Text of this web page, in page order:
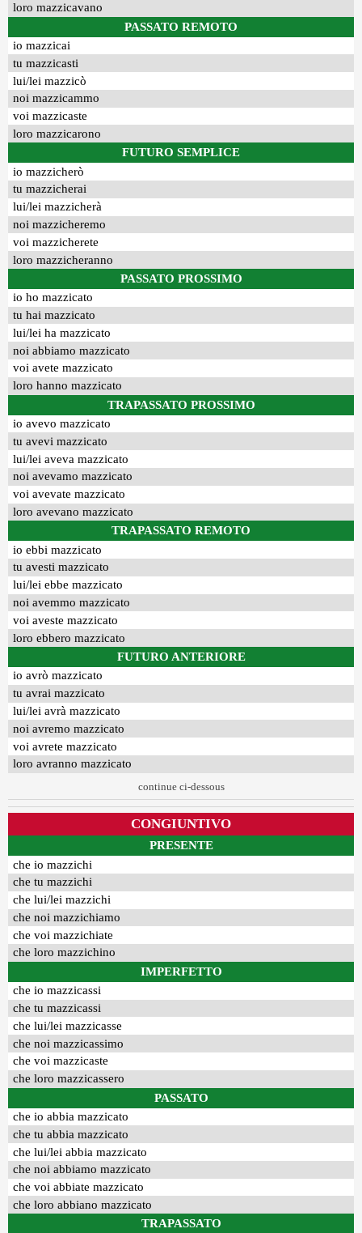
loro mazzicavano
PASSATO REMOTO
io mazzicai
tu mazzicasti
lui/lei mazzicò
noi mazzicammo
voi mazzicaste
loro mazzicarono
FUTURO SEMPLICE
io mazzicherò
tu mazzicherai
lui/lei mazzicherà
noi mazzicheremo
voi mazzicherete
loro mazzicheranno
PASSATO PROSSIMO
io ho mazzicato
tu hai mazzicato
lui/lei ha mazzicato
noi abbiamo mazzicato
voi avete mazzicato
loro hanno mazzicato
TRAPASSATO PROSSIMO
io avevo mazzicato
tu avevi mazzicato
lui/lei aveva mazzicato
noi avevamo mazzicato
voi avevate mazzicato
loro avevano mazzicato
TRAPASSATO REMOTO
io ebbi mazzicato
tu avesti mazzicato
lui/lei ebbe mazzicato
noi avemmo mazzicato
voi aveste mazzicato
loro ebbero mazzicato
FUTURO ANTERIORE
io avrò mazzicato
tu avrai mazzicato
lui/lei avrà mazzicato
noi avremo mazzicato
voi avrete mazzicato
loro avranno mazzicato
continue ci-dessous
CONGIUNTIVO
PRESENTE
che io mazzichi
che tu mazzichi
che lui/lei mazzichi
che noi mazzichiamo
che voi mazzichiate
che loro mazzichino
IMPERFETTO
che io mazzicassi
che tu mazzicassi
che lui/lei mazzicasse
che noi mazzicassimo
che voi mazzicaste
che loro mazzicassero
PASSATO
che io abbia mazzicato
che tu abbia mazzicato
che lui/lei abbia mazzicato
che noi abbiamo mazzicato
che voi abbiate mazzicato
che loro abbiano mazzicato
TRAPASSATO